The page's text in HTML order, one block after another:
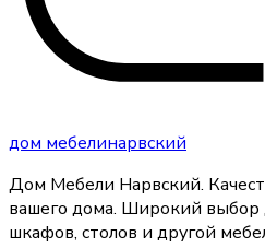
дом мебелинарвский
Дом Мебели Нарвский.
вашего дома. Широкий выбор
шкафов, столов и другой